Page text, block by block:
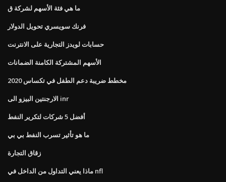
ما هي فئة الأسهم لشركة ق
فرنك سويسري تحويل الدولار
حسابات لويدز التجارية على الانترنت
الأسهم المشتركة الكامنة الضمانات
مخطط ضريبة دعم الطفل في تكساس 2020
الارجنتين البيزو الى inr
أفضل 5 شركات لتكرير النفط
ما هو تأثير تسرب النفط بي بي
زقاق التجارة
ماذا يعني التداول من الداخل في nfl